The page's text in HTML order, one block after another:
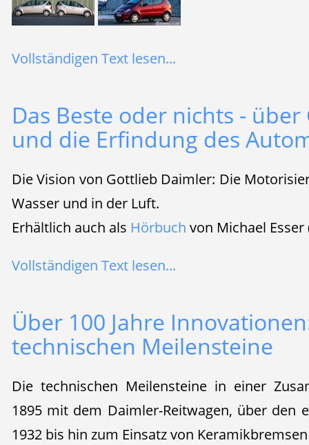
Vollständigen Text lesen...
Das Beste oder nichts -
und die Erfindung des
Die Vision von Gottlieb Daimler: Die
Wasser und in der Luft.
Erhältlich auch als Hörbuch von Michael
Vollständigen Text lesen...
Über 100 Jahre
technischen Meilensteine
Die technischen Meilensteine in einer
1895 mit dem Daimler-Reitwagen, über den
1932 bis hin zum Einsatz von